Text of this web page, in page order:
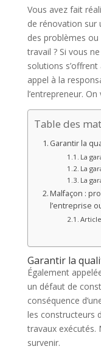
Vous avez fait
de rénovation sur
des problèmes
travail ? Si vous
solutions
appel à la
l’entrepreneur.
Table des
Garantir la
La
La
La
Malfaçon :
l’entreprise
Garantir la
Également
un défaut de
conséquence
les constructeurs
travaux exécutés.
survenir.